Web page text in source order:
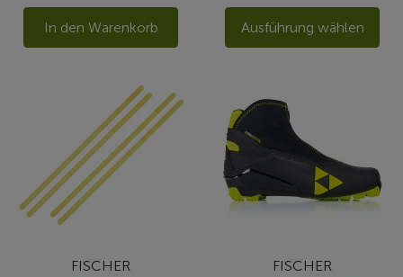
In den Warenkorb Ausführung wählen
FISCHER
FISCHER